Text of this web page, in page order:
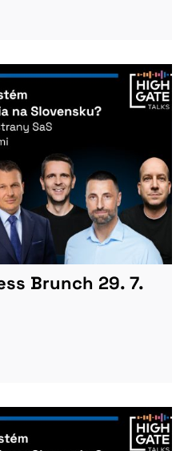
Brunch 29. 7.